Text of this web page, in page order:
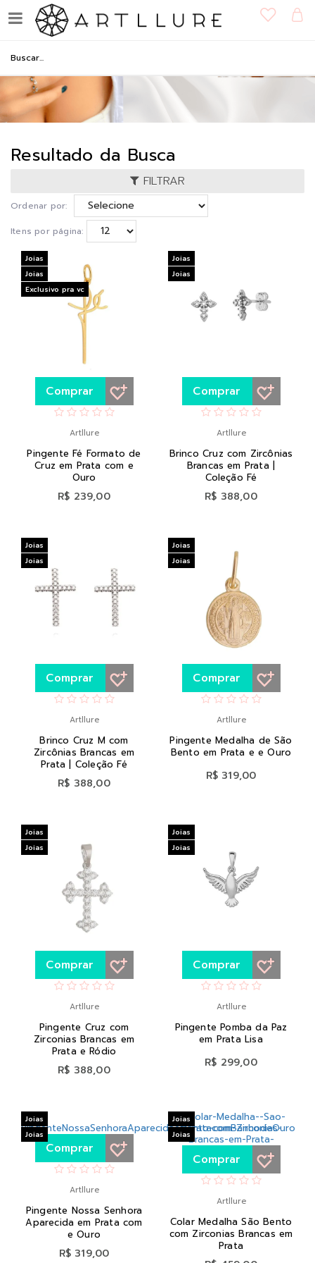
Resultado da Busca
FILTRAR
Ordenar por:
Itens por página:
Comprar
Artllure
Pingente Fé Formato de
Cruz em Prata com e
Ouro
R$ 239,00
Joias
Joias
Exclusivo pra vc
Comprar
Artllure
Brinco Cruz com Zircônias
Brancas em Prata |
Coleção Fé
R$ 388,00
Joias
Joias
Comprar
Artllure
Brinco Cruz M com
Zircônias Brancas em
Prata | Coleção Fé
R$ 388,00
Joias
Joias
Comprar
Artllure
Pingente Medalha de São
Bento em Prata e e Ouro
R$ 319,00
Joias
Joias
Comprar
Artllure
Pingente Cruz com
Zirconias Brancas em
Prata e Ródio
R$ 388,00
Joias
Joias
Comprar
Artllure
Pingente Pomba da Paz
em Prata Lisa
R$ 299,00
Joias
Joias
Comprar
Artllure
Pingente Nossa Senhora
Aparecida em Prata com
e Ouro
R$ 319,00
Joias
Joias
Comprar
Artllure
Colar Medalha São Bento
com Zirconias Brancas em
Prata
Joias
Joias